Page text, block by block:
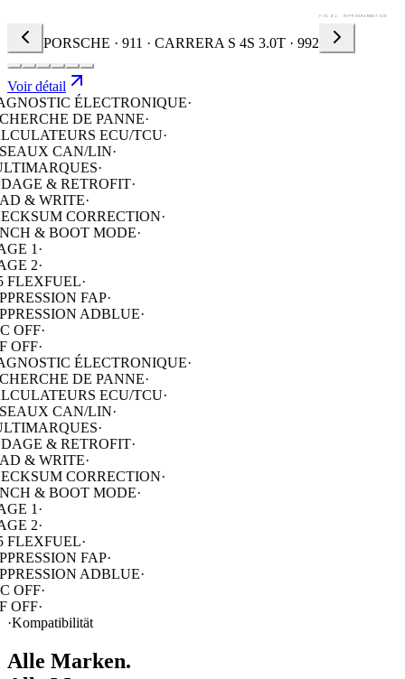
FIG.01, REPROGRAMMATION
MERCEDES-AMG · GT · 2017-2023 · V8 BITURBO
Voir détail
ÉLECTRONIQUE
DE PANNE
ECU/TCU
CAN/LIN·
& RETROFIT·
& WRITE·
CORRECTION
& BOOT MODE
1·
2·
FLEXFUEL ·
FAP
ADBLUE
OFF·
OFF·
ÉLECTRONIQUE
DE PANNE
ECU/TCU
CAN/LIN·
& RETROFIT·
& WRITE·
CORRECTION
& BOOT MODE
1·
2·
FLEXFUEL ·
FAP
ADBLUE
OFF·
Kompatibilität